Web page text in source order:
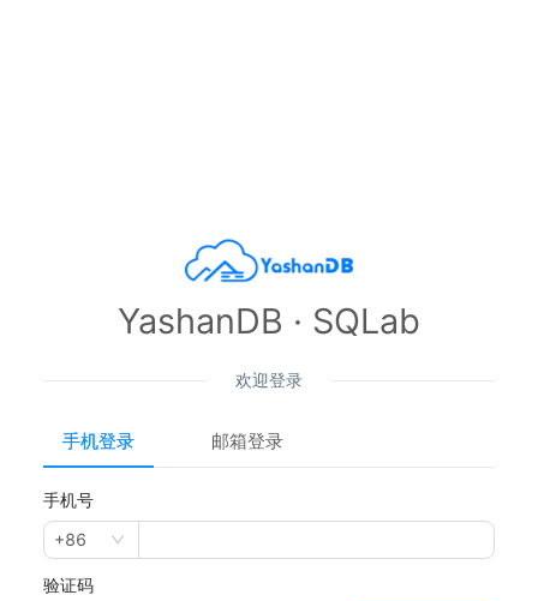
YashanDB · SQLab
欢迎登录
手机登录 邮箱登录
手机号
+86
验证码